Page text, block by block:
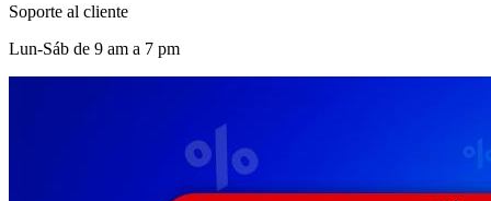
Soporte al cliente
Lun-Sáb de 9 am a 7 pm